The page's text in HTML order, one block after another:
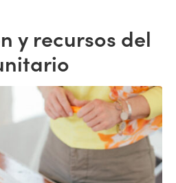
y recursos del